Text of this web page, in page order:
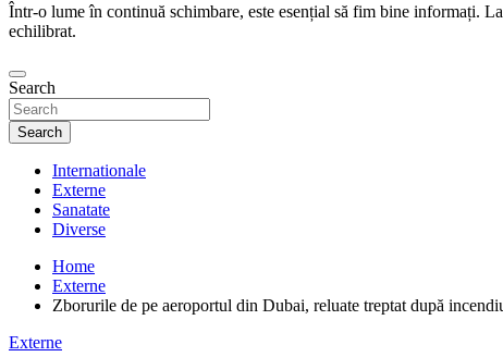
Într-o lume în continuă schimbare, este esențial să fim bine informați.
echilibrat.
Search
Search
Internationale
Externe
Sanatate
Diverse
Home
Externe
Zborurile de pe aeroportul din Dubai, reluate treptat după
Externe